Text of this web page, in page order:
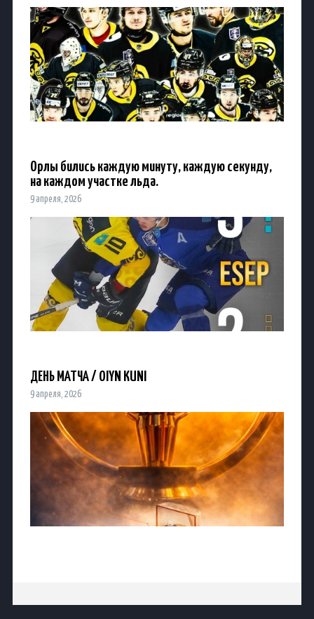
Орлы бились каждую минуту, каждую секунду,
на каждом участке льда.
9 апреля, 2026
ДЕНЬ МАТЧА / OIYN KÚNI
9 апреля, 2026